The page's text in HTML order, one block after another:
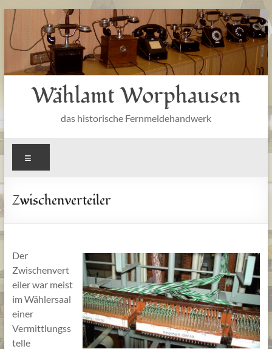
Zum
Inhalt
springen
Wählamt Worphausen
das historische Fernmeldehandwerk
Zwischenverteiler
Der
Zwischenvert
eiler war meist
im Wählersaal
einer
Vermittlungss
telle